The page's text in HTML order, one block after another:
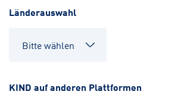
Länderauswahl
KIND auf anderen Plattformen